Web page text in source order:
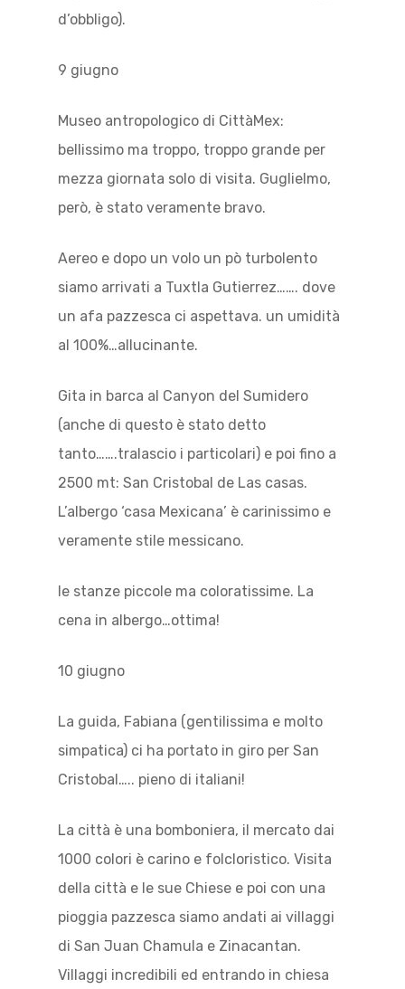
d’obbligo).
9 giugno
Museo antropologico di CittàMex:
bellissimo ma troppo, troppo grande per
mezza giornata solo di visita. Guglielmo,
però, è stato veramente bravo.
Aereo e dopo un volo un pò turbolento
siamo arrivati a Tuxtla Gutierrez……. dove
un afa pazzesca ci aspettava. un umidità
al 100%…allucinante.
Gita in barca al Canyon del Sumidero
(anche di questo è stato detto
tanto…….tralascio i particolari) e poi fino a
2500 mt: San Cristobal de Las casas.
L’albergo ‘casa Mexicana’ è carinissimo e
veramente stile messicano.
le stanze piccole ma coloratissime. La
cena in albergo…ottima!
10 giugno
La guida, Fabiana (gentilissima e molto
simpatica) ci ha portato in giro per San
Cristobal….. pieno di italiani!
La città è una bomboniera, il mercato dai
1000 colori è carino e folcloristico. Visita
della città e le sue Chiese e poi con una
pioggia pazzesca siamo andati ai villaggi
di San Juan Chamula e Zinacantan.
Villaggi incredibili ed entrando in chiesa